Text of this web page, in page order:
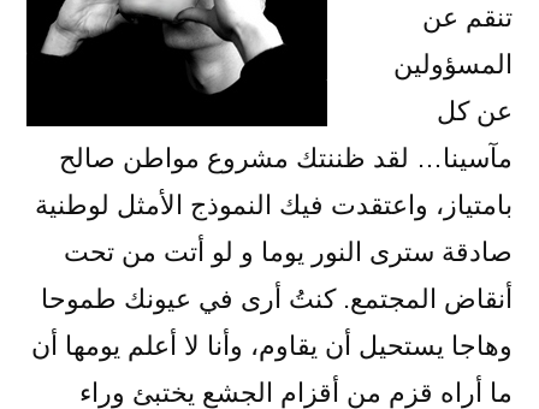
تنقم عن
المسؤولين
عن كل
مآسينا… لقد ظننتك مشروع مواطن صالح
بامتياز، واعتقدت فيك النموذج الأمثل لوطنية
صادقة سترى النور يوما و لو أتت من تحت
أنقاض المجتمع. كنتُ أرى في عيونك طموحا
وهاجا يستحيل أن يقاوم، وأنا لا أعلم يومها أن
ما أراه قزم من أقزام الجشع يختبئ وراء